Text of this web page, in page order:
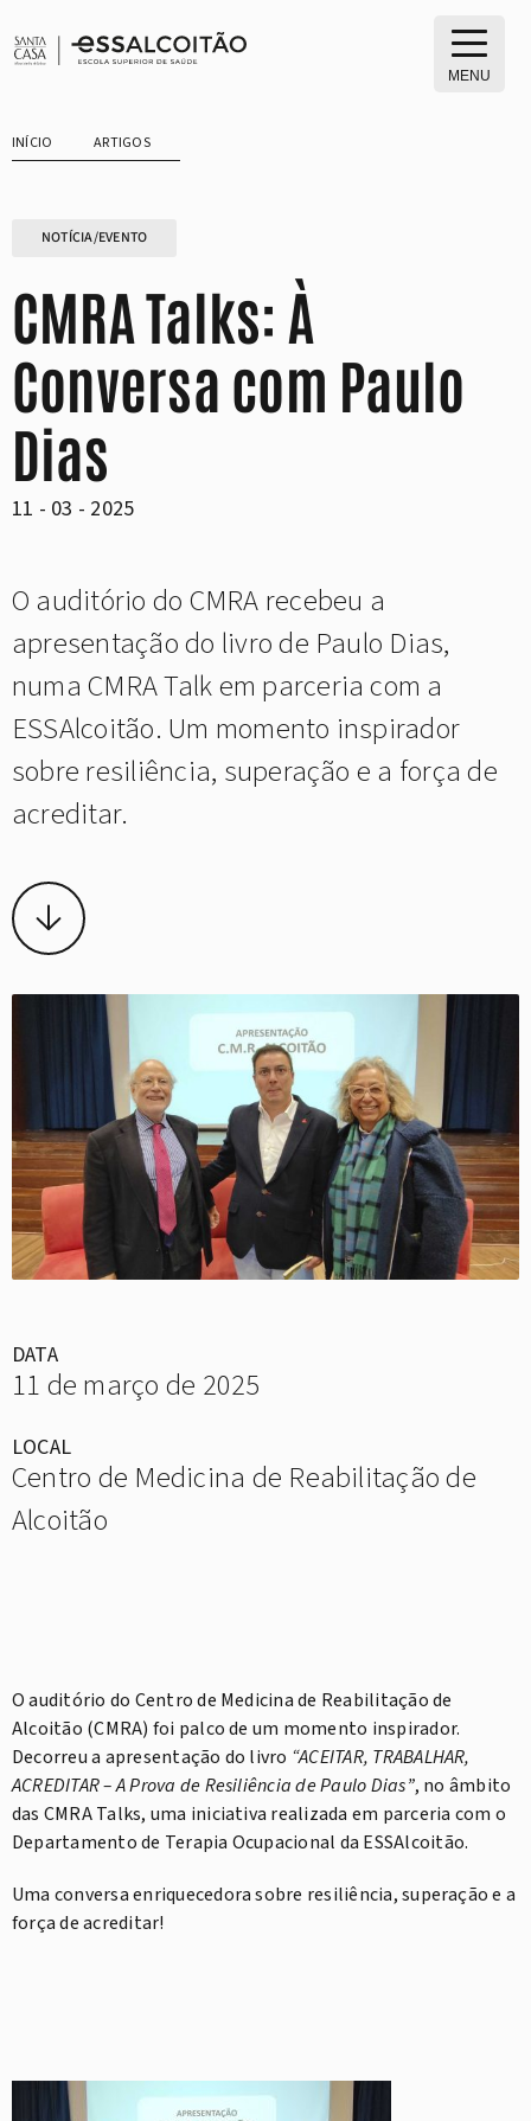
para
MENU
INÍCIO ARTIGOS
NOTÍCIA/EVENTO
CMRA Talks: À
Conversa com Paulo
Dias
11 - 03 - 2025
O auditório do CMRA recebeu a
apresentação do livro de Paulo Dias,
numa CMRA Talk em parceria com a
ESSAlcoitão. Um momento inspirador
sobre resiliência, superação e a força de
acreditar.
DATA
11 de março de 2025
LOCAL
Centro de Medicina de Reabilitação de
Alcoitão
O auditório do Centro de Medicina de Reabilitação de
Alcoitão (CMRA) foi palco de um momento inspirador.
Decorreu a apresentação do livro “ACEITAR, TRABALHAR,
ACREDITAR – A Prova de Resiliência de Paulo Dias”, no âmbito
das CMRA Talks, uma iniciativa realizada em parceria com o
Departamento de Terapia Ocupacional da ESSAlcoitão.
Uma conversa enriquecedora sobre resiliência, superação e a
força de acreditar!